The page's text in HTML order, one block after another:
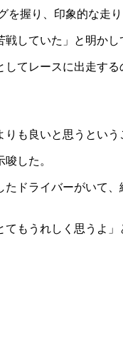
握り、印象的な走り
していた」と明かし
てレースに出走する
も良いと思うという
した。
ドライバーがいて
もうれしく思うよ」